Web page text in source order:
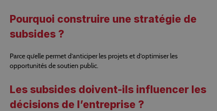
Pourquoi construire une stratégie de
subsides ?
Parce qu’elle permet d’anticiper les projets et d’optimiser les
opportunités de soutien public.
Les subsides doivent-ils influencer les
décisions de l’entreprise ?